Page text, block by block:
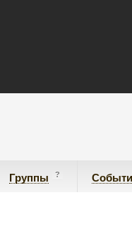
Группы ?